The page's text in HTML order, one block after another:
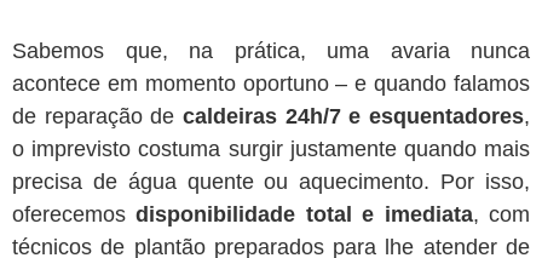
Sabemos que, na prática, uma avaria nunca
acontece em momento oportuno – e quando falamos
de reparação de caldeiras 24h/7 e esquentadores,
o imprevisto costuma surgir justamente quando mais
precisa de água quente ou aquecimento. Por isso,
oferecemosdisponibilidade total e imediata, com
técnicos de plantão preparados para lhe atender de